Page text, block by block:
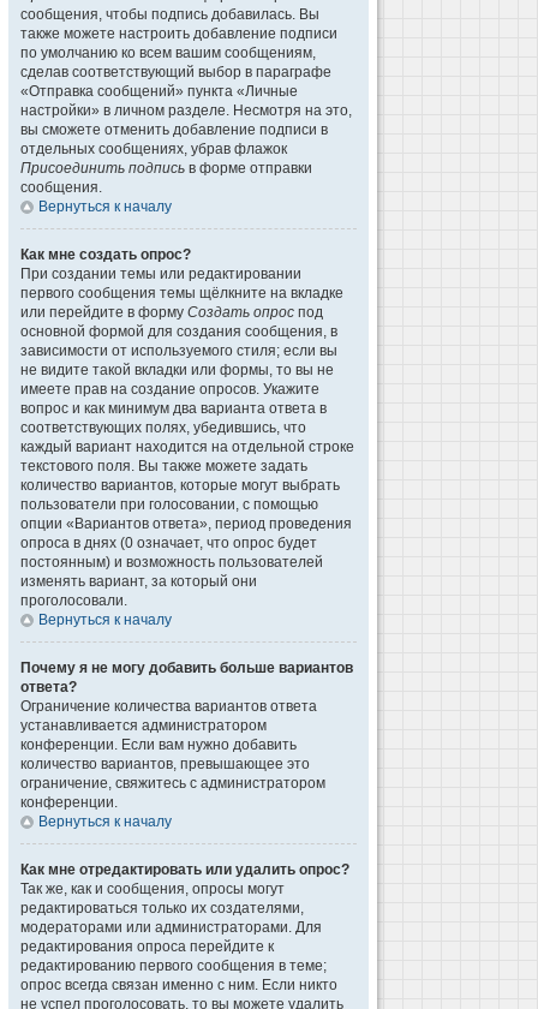
сообщения, чтобы подпись добавилась. Вы
также можете настроить добавление подписи
по умолчанию ко всем вашим сообщениям,
сделав соответствующий выбор в параграфе
«Отправка сообщений» пункта «Личные
настройки» в личном разделе. Несмотря на это,
вы сможете отменить добавление подписи в
отдельных сообщениях, убрав флажок
Присоединить подпись в форме отправки
сообщения.
Вернуться к началу
Как мне создать опрос?
При создании темы или редактировании
первого сообщения темы щёлкните на вкладке
или перейдите в форму Создать опрос под
основной формой для создания сообщения, в
зависимости от используемого стиля; если вы
не видите такой вкладки или формы, то вы не
имеете прав на создание опросов. Укажите
вопрос и как минимум два варианта ответа в
соответствующих полях, убедившись, что
каждый вариант находится на отдельной строке
текстового поля. Вы также можете задать
количество вариантов, которые могут выбрать
пользователи при голосовании, с помощью
опции «Вариантов ответа», период проведения
опроса в днях (0 означает, что опрос будет
постоянным) и возможность пользователей
изменять вариант, за который они
проголосовали.
Вернуться к началу
Почему я не могу добавить больше вариантов
ответа?
Ограничение количества вариантов ответа
устанавливается администратором
конференции. Если вам нужно добавить
количество вариантов, превышающее это
ограничение, свяжитесь с администратором
конференции.
Вернуться к началу
Как мне отредактировать или удалить опрос?
Так же, как и сообщения, опросы могут
редактироваться только их создателями,
модераторами или администраторами. Для
редактирования опроса перейдите к
редактированию первого сообщения в теме;
опрос всегда связан именно с ним. Если никто
не успел проголосовать, то вы можете удалить